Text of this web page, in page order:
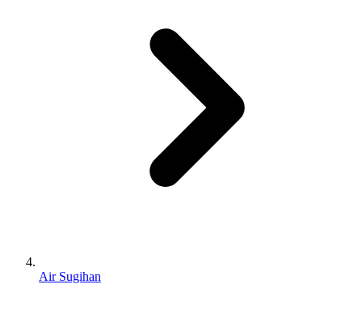
Air Sugihan